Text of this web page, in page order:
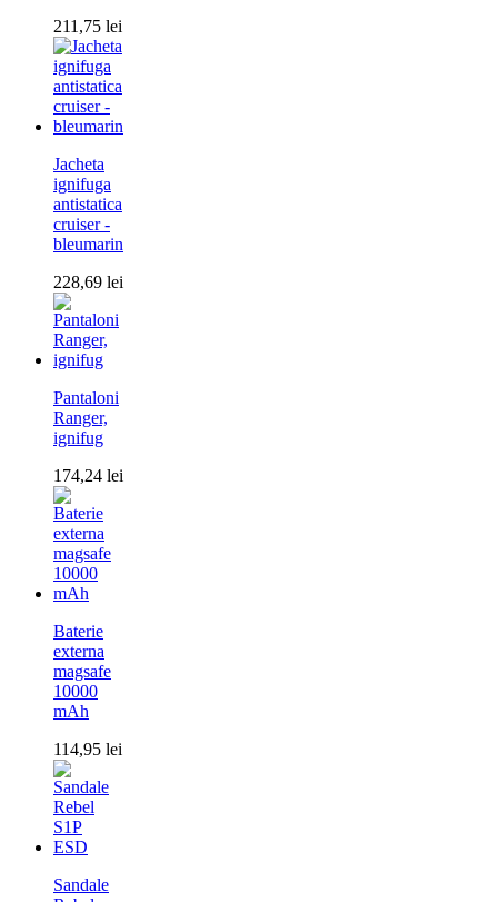
211,75 lei
Jacheta
ignifuga
antistatica
cruiser -
bleumarin
228,69 lei
Pantaloni
Ranger,
ignifug
174,24 lei
Baterie
externa
magsafe
10000
mAh
114,95 lei
Sandale